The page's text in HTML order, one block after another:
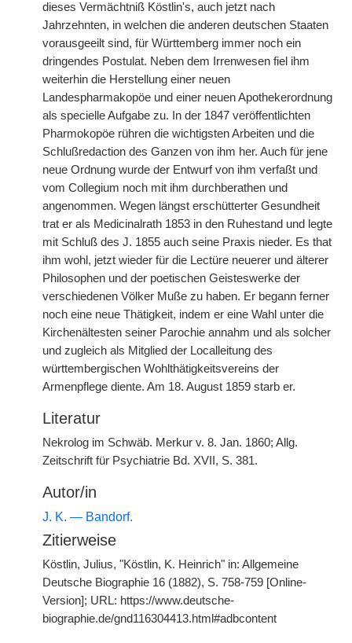
dieses Vermächtniß Köstlin's, auch jetzt nach
Jahrzehnten, in welchen die anderen deutschen Staaten
vorausgeeilt sind, für Württemberg immer noch ein
dringendes Postulat. Neben dem Irrenwesen fiel ihm
weiterhin die Herstellung einer neuen
Landespharmakopöe und einer neuen Apothekerordnung
als specielle Aufgabe zu. In der 1847 veröffentlichten
Pharmokopöe rühren die wichtigsten Arbeiten und die
Schlußredaction des Ganzen von ihm her. Auch für jene
neue Ordnung wurde der Entwurf von ihm verfaßt und
vom Collegium noch mit ihm durchberathen und
angenommen. Wegen längst erschütterter Gesundheit
trat er als Medicinalrath 1853 in den Ruhestand und legte
mit Schluß des J. 1855 auch seine Praxis nieder. Es that
ihm wohl, jetzt wieder für die Lectüre neuerer und älterer
Philosophen und der poetischen Geisteswerke der
verschiedenen Völker Muße zu haben. Er begann ferner
noch eine neue Thätigkeit, indem er eine Wahl unter die
Kirchenältesten seiner Parochie annahm und als solcher
und zugleich als Mitglied der Localleitung des
württembergischen Wohlthätigkeitsvereins der
Armenpflege diente. Am 18. August 1859 starb er.
Literatur
Nekrolog im Schwäb. Merkur v. 8. Jan. 1860; Allg.
Zeitschrift für Psychiatrie Bd. XVII, S. 381.
Autor/in
J. K. — Bandorf.
Zitierweise
Köstlin, Julius, "Köstlin, K. Heinrich" in: Allgemeine
Deutsche Biographie 16 (1882), S. 758-759 [Online-
Version]; URL: https://www.deutsche-
biographie.de/gnd116304413.html#adbcontent